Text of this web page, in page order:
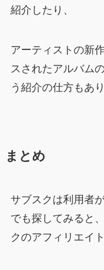
紹介したり、
アーティストの新
スされたアルバム
う紹介の仕方もあり
まとめ
サブスクは利用者
でも探してみると
クのアフィリエイ